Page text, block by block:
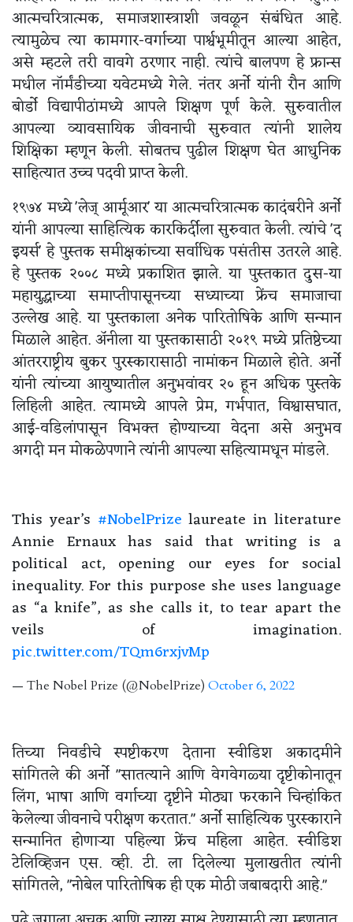
आत्मचरित्रात्मक, समाजशास्त्राशी जवळून संबंधित आहे.
त्यामुळेच त्या कामगार-वर्गाच्या पार्श्वभूमीतून आल्या आहेत,
असे म्हटले तरी वावगे ठरणार नाही. त्यांचे बालपण हे फ्रान्स
मधील नॉर्मंडीच्या यवेटमध्ये गेले. नंतर अर्नो यांनी रौन आणि
बोर्डो विद्यापीठांमध्ये आपले शिक्षण पूर्ण केले. सुरुवातील
आपल्या व्यावसायिक जीवनाची सुरुवात त्यांनी शालेय
शिक्षिका म्हणून केली. सोबतच पुढील शिक्षण घेत आधुनिक
साहित्यात उच्च पदवी प्राप्त केली.
१९७४ मध्ये 'लेज् आर्मूआर' या आत्मचरित्रात्मक कादंबरीने अर्नो
यांनी आपल्या साहित्यिक कारकिर्दीला सुरुवात केली. त्यांचे 'द
इयर्स' हे पुस्तक समीक्षकांच्या सर्वाधिक पसंतीस उतरले आहे.
हे पुस्तक २००८ मध्ये प्रकाशित झाले. या पुस्तकात दुस-या
महायुद्धाच्या समाप्तीपासूनच्या सध्याच्या फ्रेंच समाजाचा
उल्लेख आहे. या पुस्तकाला अनेक पारितोषिके आणि सन्मान
मिळाले आहेत. अ‍ॅनीला या पुस्तकासाठी २०१९ मध्ये प्रतिष्ठेच्या
आंतरराष्ट्रीय बुकर पुरस्कारासाठी नामांकन मिळाले होते. अर्नो
यांनी त्यांच्या आयुष्यातील अनुभवांवर २० हून अधिक पुस्तके
लिहिली आहेत. त्यामध्ये आपले प्रेम, गर्भपात, विश्वासघात,
आई-वडिलांपासून विभक्त होण्याच्या वेदना असे अनुभव
अगदी मन मोकळेपणाने त्यांनी आपल्या सहित्यामधून मांडले.
This year’s #NobelPrize laureate in literature
Annie Ernaux has said that writing is a
political act, opening our eyes for social
inequality. For this purpose she uses language
as “a knife”, as she calls it, to tear apart the
veils of imagination.
pic.twitter.com/TQm6rxjvMp
— The Nobel Prize (@NobelPrize) October 6, 2022
तिच्या निवडीचे स्पष्टीकरण देताना स्वीडिश अकादमीने
सांगितले की अर्नो "सातत्याने आणि वेगवेगळ्या दृष्टीकोनातून
लिंग, भाषा आणि वर्गाच्या दृष्टीने मोठ्या फरकाने चिन्हांकित
केलेल्या जीवनाचे परीक्षण करतात." अर्नो साहित्यिक पुरस्काराने
सन्मानित होणाऱ्या पहिल्या फ्रेंच महिला आहेत. स्वीडिश
टेलिव्हिजन एस. व्ही. टी. ला दिलेल्या मुलाखतीत त्यांनी
सांगितले, "नोबेल पारितोषिक ही एक मोठी जबाबदारी आहे."